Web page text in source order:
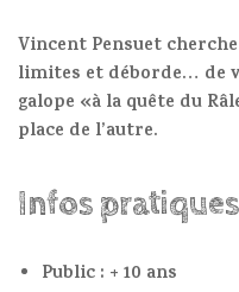
Vincent Pensuet
limites et déborde… de
galope «à la quête du
place de l’autre.
Infos pratiques
Public : + 10 ans